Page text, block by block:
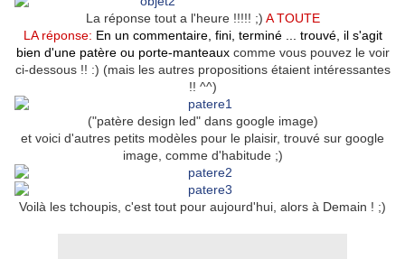
La réponse tout a l'heure !!!!! ;) A TOUTE
LA réponse: En un commentaire, fini, terminé ... trouvé, il s'agit
bien d'une patère ou porte-manteauxcomme vous pouvez le voir
ci-dessous !! :) (mais les autres propositions étaient intéressantes
!! ^^)
("patère design led" dans google image)
et voici d'autres petits modèles pour le plaisir, trouvé sur google
image, comme d'habitude ;)
Voilà les tchoupis, c'est tout pour aujourd'hui, alors à Demain ! ;)